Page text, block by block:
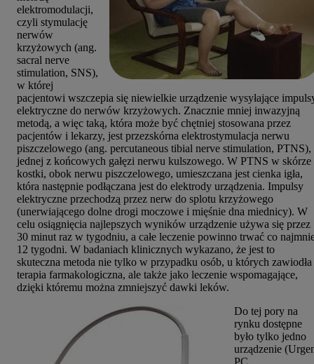
elektromodulacji,
czyli stymulację
nerwów
krzyżowych (ang.
sacral nerve
stimulation, SNS),
w której
pacjentowi wszczepia się niewielkie urządzenie wysyłające
elektryczne do nerwów krzyżowych. Znacznie mniej inwazyjną
metodą, a więc taką, która może być chętniej stosowana przez
pacjentów i lekarzy, jest przezskórna elektrostymulacja nerwu
piszczelowego (ang. percutaneous tibial nerve stimulation, PTNS),
jednej z końcowych gałęzi nerwu kulszowego. W PTNS w skórze
kostki, obok nerwu piszczelowego, umieszczana jest cienka igła,
która następnie podłączana jest do elektrody urządzenia. Impulsy
elektryczne przechodzą przez nerw do splotu krzyżowego
(unerwiającego dolne drogi moczowe i mięśnie dna miednicy). W
celu osiągnięcia najlepszych wyników urządzenie używa się przez
30 minut raz w tygodniu, a całe leczenie powinno trwać co
12 tygodni. W badaniach klinicznych wykazano, że jest to
skuteczna metoda nie tylko w przypadku osób, u których zawiodła
terapia farmakologiczna, ale także jako leczenie wspomagające,
dzięki któremu można zmniejszyć dawki leków.
Do tej pory na
rynku dostępne
było tylko jedno
urządzenie
PC